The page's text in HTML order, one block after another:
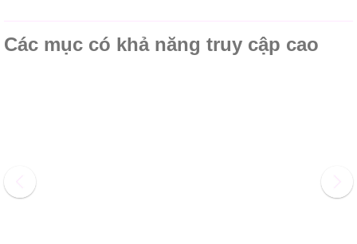
Các mục có khả năng truy cập cao